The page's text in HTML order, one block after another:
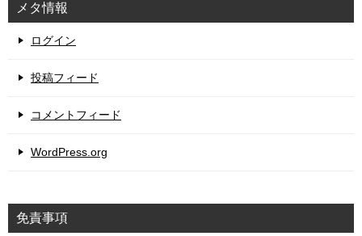
メタ情報
ログイン
投稿フィード
コメントフィード
WordPress.org
免責事項